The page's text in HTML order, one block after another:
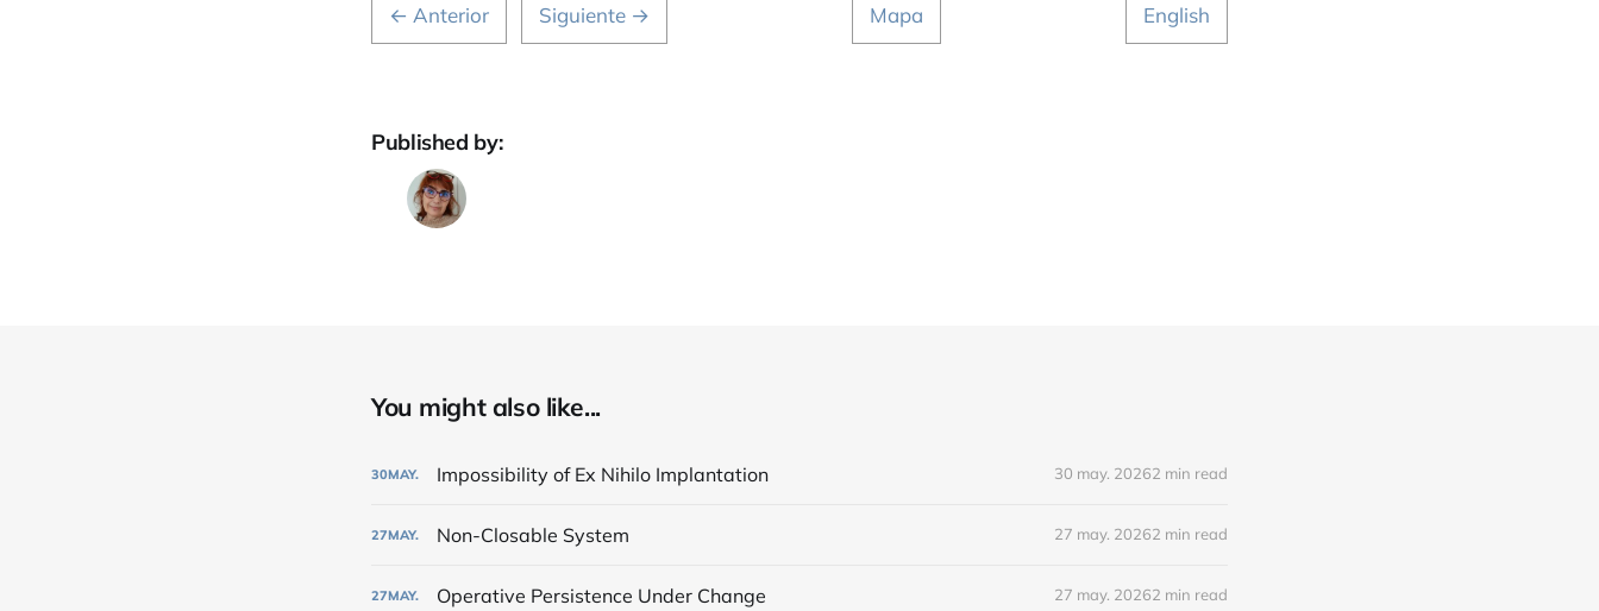
← Anterior Siguiente → Mapa English
Published by:
You might also like...
30MAY. Impossibility of Ex Nihilo Implantation 30 may. 20262 min read
27MAY. Non-Closable System 27 may. 20262 min read
27MAY. Operative Persistence Under Change 27 may. 20262 min read